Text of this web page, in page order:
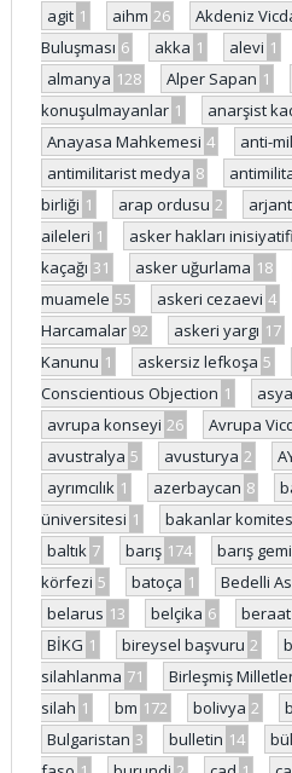
agit 1 aihm 26
Akdeniz
Buluşması 6 akka 1 alevi 1
almanya 128 Alper Sapan 1
konuşulmayanlar 1 anarşist
Anayasa Mahkemesi 4 anti-
antimilitarist medya 8
birliği 1 arap ordusu 2
aileleri 1 asker hakları inisiyatifi
kaçağı 31 asker uğurlama 18
muamele 55 askeri cezaevi 4
Harcamalar 92 askeri yargı 17
Kanunu 1 askersiz lefkoşa 5
Conscientious Objection 1 asya
avrupa konseyi 26 Avrupa
avustralya 5 avusturya 2
ayrımcılık 1 azerbaycan 8
üniversitesi 1 bakanlar
baltık 7 barış 174 barış
körfezi 5 batoça 1 Bedelli
belarus 13 belçika 6 beraat
BİKG 1 bireysel başvuru 2
silahlanma 71 Birleşmiş
silah 1 bm 172 bolivya 2
Bulgaristan 3 bulletin 14